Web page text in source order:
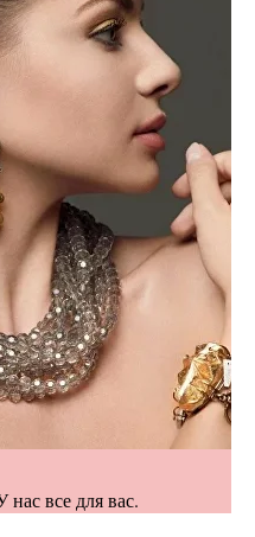
все для вас.